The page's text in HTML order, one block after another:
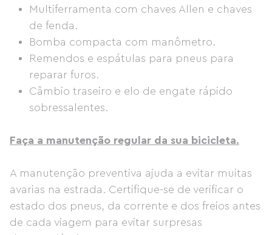
Multiferramenta com chaves Allen e chaves
de fenda.
Bomba compacta com manômetro.
Remendos e espátulas para pneus para
reparar furos.
Câmbio traseiro e elo de engate rápido
sobressalentes.
Faça a manutenção regular da sua bicicleta.
A manutenção preventiva ajuda a evitar muitas
avarias na estrada. Certifique-se de verificar o
estado dos pneus, da corrente e dos freios antes
de cada viagem para evitar surpresas